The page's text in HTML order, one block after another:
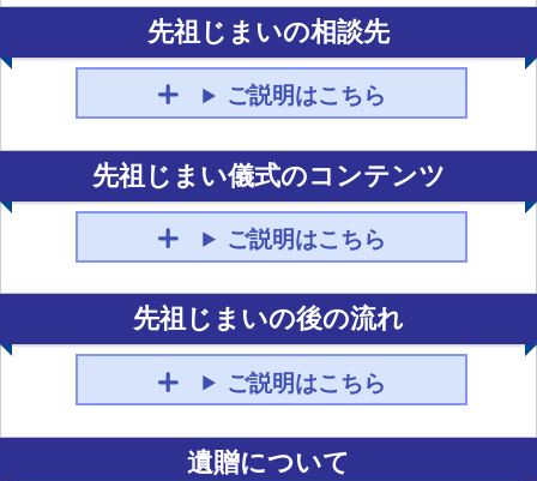
先祖じまいの相談先
ご説明はこちら
先祖じまい儀式のコンテンツ
ご説明はこちら
先祖じまいの後の流れ
ご説明はこちら
遺贈について